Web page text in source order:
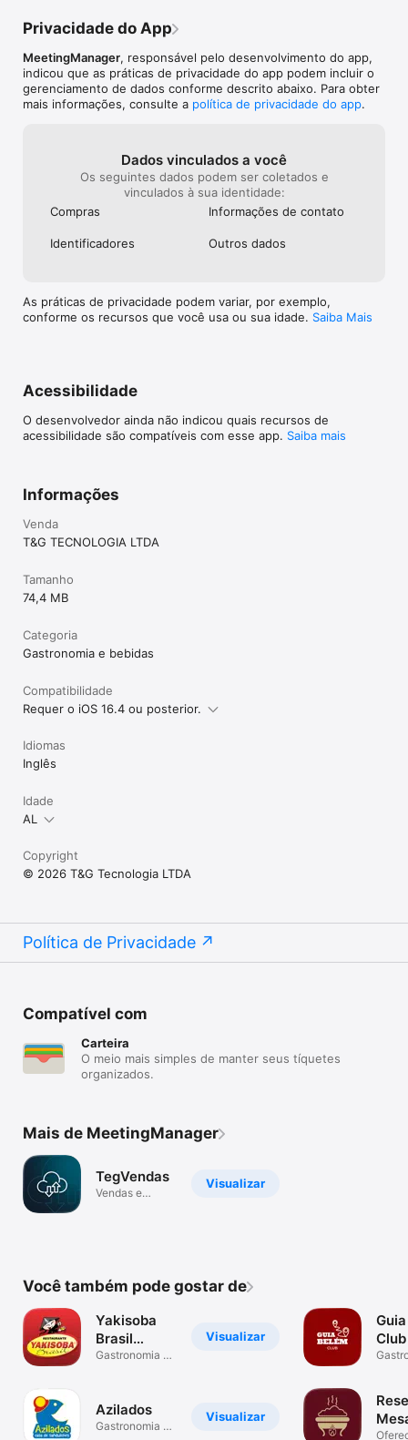
CUPONS E PROMOÇÕES
Aproveite cupons de desconto e fique por dentro das
novidades e ofertas da FrutBiss.
ACOMPANHE SEU PEDIDO
Receba avisos do andamento do pedido e novidades direto no
Baixe agora e mate a vontade de sorvete com a FrutBiss. É
rápido, fácil e delicioso!
Privacidade do App
MeetingManager, responsável pelo desenvolvimento do app,
indicou que as práticas de privacidade do app podem incluir o
gerenciamento de dados conforme descrito abaixo. Para obter
mais informações, consulte a política de privacidade do app.
Dados vinculados a você
Os seguintes dados podem ser coletados e
vinculados à sua identidade:
Compras
Informações de contato
Identificado­res Outros dados
As práticas de privacidade podem variar, por exemplo,
conforme os recursos que você usa ou sua idade. Saiba Mais
Acessibilidade
O desenvolvedor ainda não indicou quais recursos de
acessibilidade são compatíveis com esse app. Saiba mais
Informações
Venda
T&G TECNOLOGIA LTDA
Tamanho
74,4 MB
Categoria
Gastronomia e bebidas
Compatibilidade
Requer o iOS 16.4 ou posterior.
Idiomas
Inglês
Idade
AL
Copyright
© 2026 T&G Tecnologia LTDA
Política de Privacidade
Compatível com
Carteira
O meio mais simples de manter seus tíquetes
organizados.
Mais de MeetingManager
Visualizar
TegVendas
Vendas e
Você também pode gostar de
Visualizar
Yakisoba
Brasil
Delivery
Gastronomia e
Visualizar
Azilados
Gastronomia e
Club